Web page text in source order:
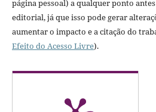
página pessoal) a qualquer ponto
editorial, já que isso pode gerar
aumentar o impacto e a citação do
Efeito do Acesso Livre).